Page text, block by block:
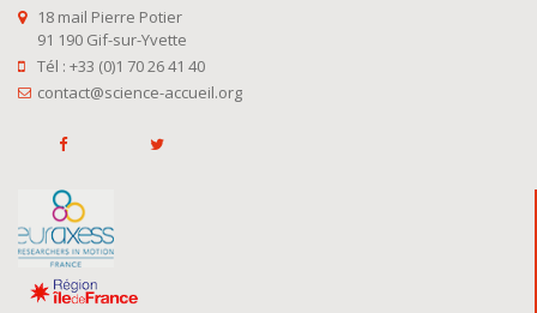
18 mail Pierre Potier
91 190 Gif-sur-Yvette
Tél : +33 (0)1 70 26 41 40
contact@science-accueil.org